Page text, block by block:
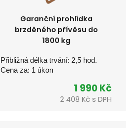
Garanční prohlídka
brzděného přívěsu do
1800 kg
Přibližná délka trvání: 2,5 hod.
Cena za: 1 úkon
1 990 Kč
2 408 Kč s DPH